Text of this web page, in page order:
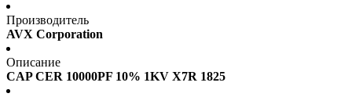
Производитель
AVX Corporation
Описание
CAP CER 10000PF 10% 1KV X7R 1825